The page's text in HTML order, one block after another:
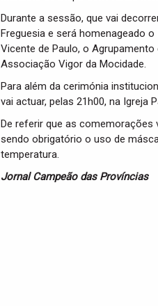
Durante a sessão, que vai
Freguesia e será homenageado
Vicente de Paulo, o
Associação Vigor da Mocidade.
Para além da cerimónia
vai actuar, pelas 21h00, na Igreja
De referir que as comemorações
sendo obrigatório o uso de
temperatura.
Jornal Campeão das Províncias